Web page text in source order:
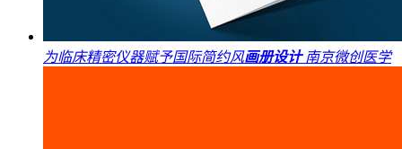
为临床精密仪器赋予国际简约风画册设计 南京微创医学